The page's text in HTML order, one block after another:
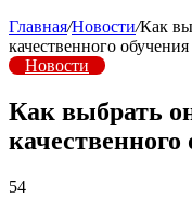
Главная/Новости/Как
качественного
Новости
Как выбрать
качественного
54